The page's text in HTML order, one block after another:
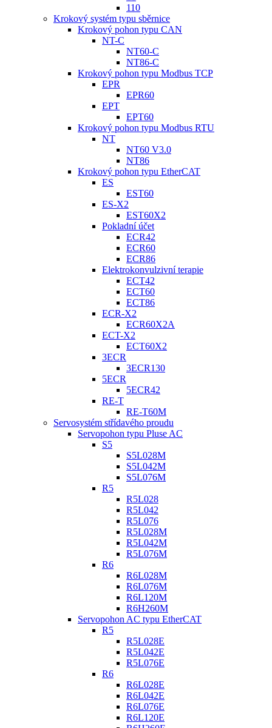
110
Krokový systém typu sběrnice
Krokový pohon typu CAN
NT-C
NT60-C
NT86-C
Krokový pohon typu Modbus TCP
EPR
EPR60
EPT
EPT60
Krokový pohon typu Modbus RTU
NT
NT60 V3.0
NT86
Krokový pohon typu EtherCAT
ES
EST60
ES-X2
EST60X2
Pokladní účet
ECR42
ECR60
ECR86
Elektrokonvulzivní terapie
ECT42
ECT60
ECT86
ECR-X2
ECR60X2A
ECT-X2
ECT60X2
3ECR
3ECR130
5ECR
5ECR42
RE-T
RE-T60M
Servosystém střídavého proudu
Servopohon typu Pluse AC
S5
S5L028M
S5L042M
S5L076M
R5
R5L028
R5L042
R5L076
R5L028M
R5L042M
R5L076M
R6
R6L028M
R6L076M
R6L120M
R6H260M
Servopohon AC typu EtherCAT
R5
R5L028E
R5L042E
R5L076E
R6
R6L028E
R6L042E
R6L076E
R6L120E